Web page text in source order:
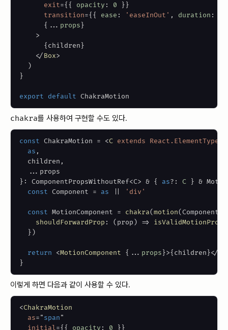
exit={{ opacity : 0 }}
transition={{ ease : 'easeInOut' , duration :
{ ... props}
>
{children}
</Box>
)
}
export default ChakraMotion
chakra를 사용하여 구현할 수도 있다.
const ChakraMotion = <C extends React.ElementType
as ,
  children
,
...
} : ComponentPropsWithoutRef<C> & { as? : C } &
const Component = as 'div'
const MotionComponent = chakra(motion(Component
shouldForwardProp : (prop) => isValidMotionProp
})
return <MotionComponent { ... props}>{children}</
}
이렇게 하면 다음과 같이 사용할 수 있다.
<ChakraMotion
as="span"
initial={{ opacity : 0 }}